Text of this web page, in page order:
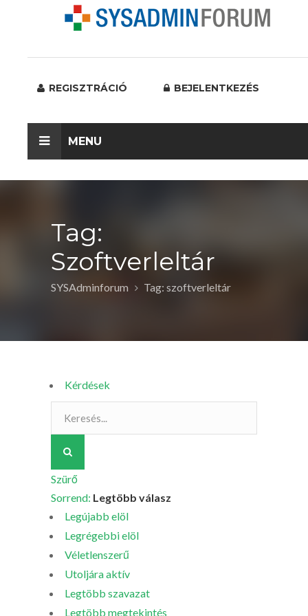
REGISZTRÁCIÓ BEJELENTKEZÉS
MENU
Tag:
Szoftverleltár
SYSAdminforum Tag: szoftverleltár
Kérdések
Szürő
Sorrend: Legtöbb válasz
Legújabb elöl
Legrégebbi elöl
Véletlenszerű
Utoljára aktív
Legtöbb szavazat
Legtöbb megtekintés